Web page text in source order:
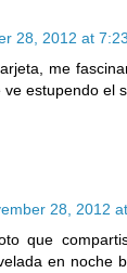
28, 2012 at
me
estupendo el
28, 2012
que
en noche